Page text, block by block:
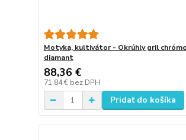
Motyka, kultivátor - Okrúhly gril
diamant
88,36 €
71,84 € bez DPH
Pridať do košíka